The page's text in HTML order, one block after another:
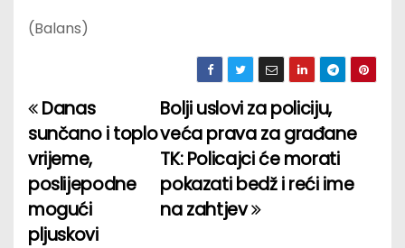
(Balans)
P
o
s
t
Bolji uslovi za policiju,
veća prava za građane
TK: Policajci će morati
pokazati bedž i reći ime
na zahtjev
Danas
sunčano i toplo
vrijeme,
poslijepodne
mogući
pljuskovi